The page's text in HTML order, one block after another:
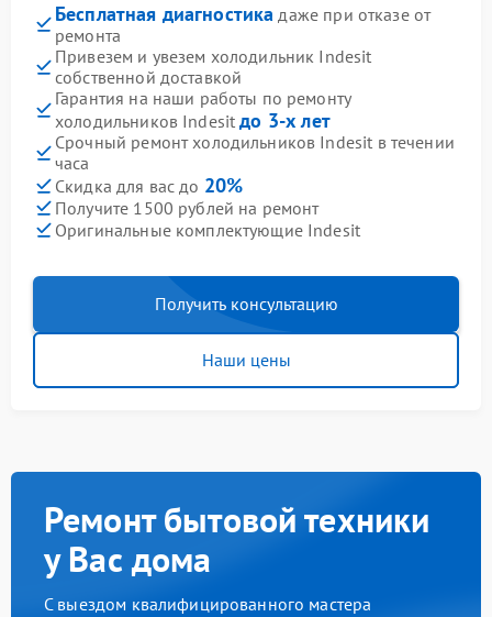
Бесплатная диагностика даже при отказе от
ремонта
Привезем и увезем холодильник Indesit
собственной доставкой
Гарантия на наши работы по ремонту
холодильников Indesitдо 3-х лет
Срочный ремонт холодильников Indesit в течении
часа
Скидка для вас до 20%
Получите 1500 рублей на ремонт
Оригинальные комплектующие Indesit
Получить консультацию
Наши цены
Ремонт бытовой техники
у Вас дома
С выездом квалифицированного мастера